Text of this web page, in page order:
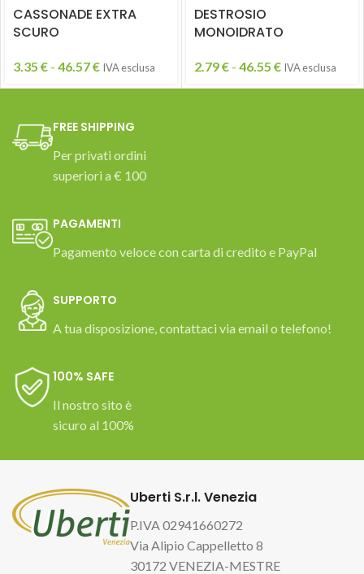
CASSONADE EXTRA
SCURO
3.35 € - 46.57€ IVA esclusa
DESTROSIO
MONOIDRATO
2.79€ - 46.55 € IVA esclusa
FREE SHIPPING
Per privati ordini
superiori a € 100
PAGAMENTI
Pagamento veloce con carta di credito e PayPal
SUPPORTO
A tua disposizione, contattaci via email o telefono!
100% SAFE
Il nostro sito è
sicuro al 100%
Uberti S.r.l. Venezia
P.IVA 02941660272
Via Alipio Cappelletto 8
30172 VENEZIA-MESTRE